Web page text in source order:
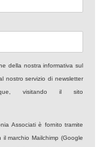
della nostra informativa sul
nostro servizio di newsletter
visitando il sito
Associati è fornito tramite
marchio Mailchimp (Google